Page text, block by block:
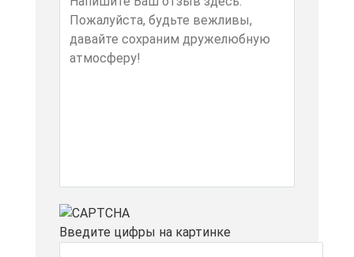
Вве­ди­те циф­ры на кар­тин­ке